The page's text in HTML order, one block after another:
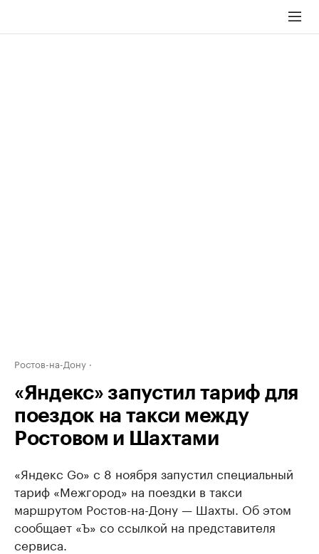
Ростов-на-Дону
«Яндекс» запустил тариф для
поездок на такси между
Ростовом и Шахтами
«Яндекс Go» с 8 ноября запустил специальный
тариф «Межгород» на поездки в такси
маршрутом Ростов-на-Дону — Шахты. Об этом
сообщает «Ъ» со ссылкой на представителя
сервиса.